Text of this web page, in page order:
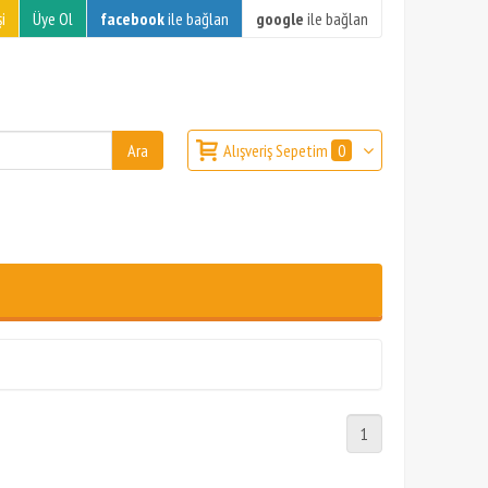
Üye Ol facebookile bağlan google ile bağlan
Alışveriş Sepetim 0
1